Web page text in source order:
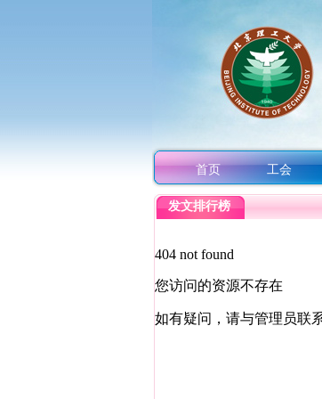
首页 工会
发文排行榜